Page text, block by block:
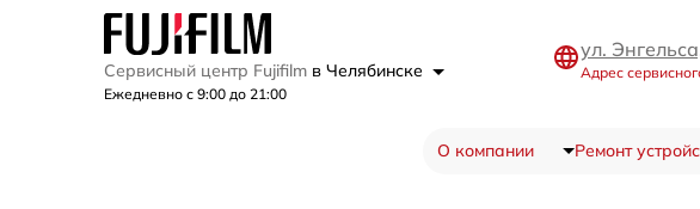
Сервисный центр Fujifilm в Челябинске
Ежедневно с 9:00 до 21:00
ул.
Адрес
О компании Ремонт